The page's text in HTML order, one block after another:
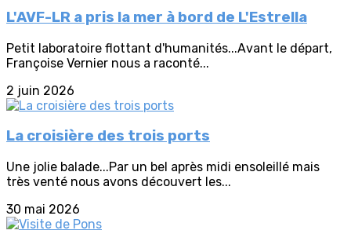
L'AVF-LR a pris la mer à bord de L'Estrella
Petit laboratoire flottant d'humanités...Avant le départ,
Françoise Vernier nous a raconté...
2 juin 2026
La croisière des trois ports
Une jolie balade...Par un bel après midi ensoleillé mais
très venté nous avons découvert les...
30 mai 2026